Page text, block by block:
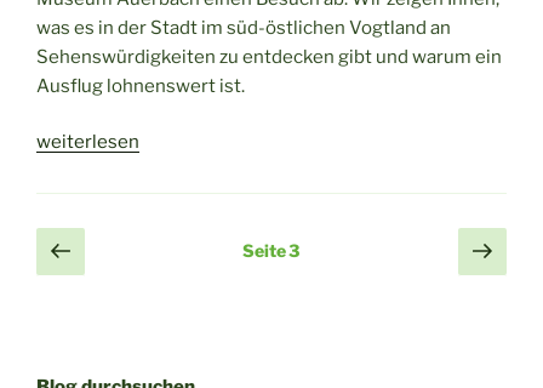
was es in der Stadt im süd-östlichen Vogtland an
Sehenswürdigkeiten zu entdecken gibt und warum ein
Ausflug lohnenswert ist.
„Ein
ins
sächsische
Auerbach“
weiterlesen
Seitennummerierung
der
Vorherige
Seite
Seite3